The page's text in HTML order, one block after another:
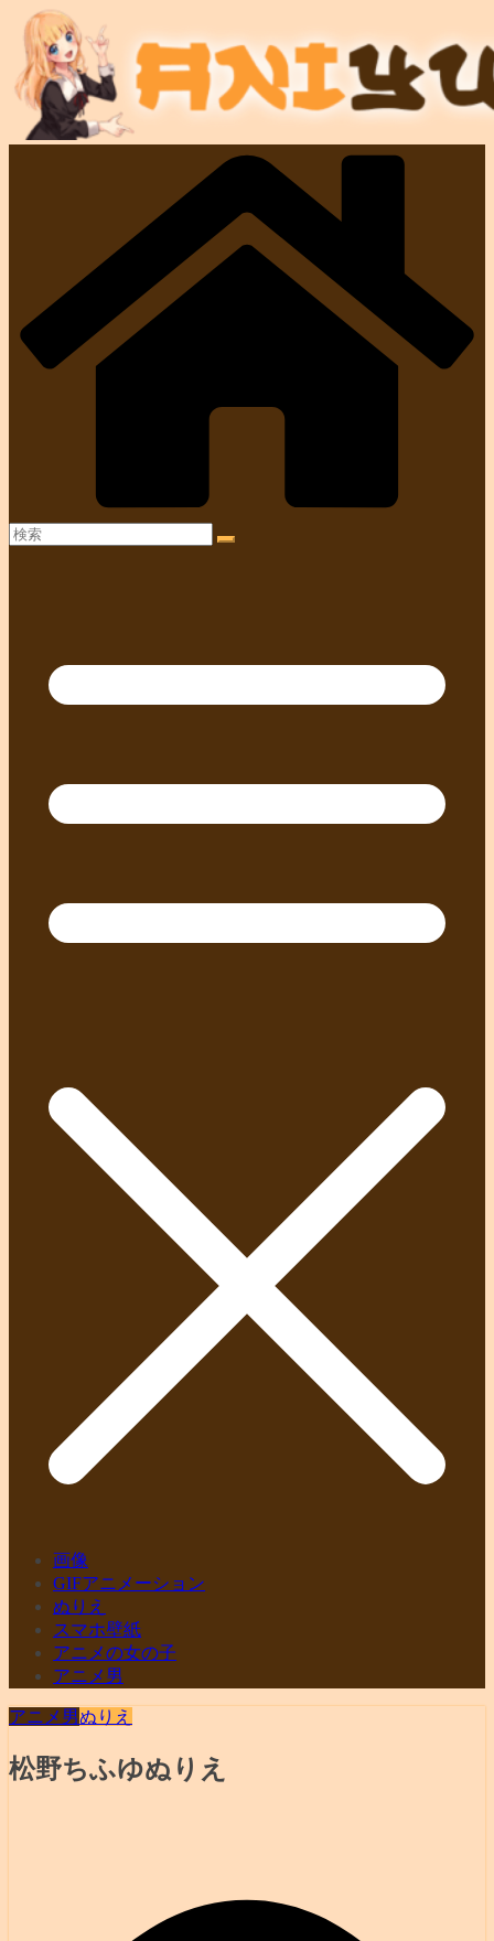
ン
画像
GIFアニメーション
ぬりえ
スマホ壁紙
アニメの女の子
アニメ男
アニメ男ぬりえ
松野ちふゆぬりえ